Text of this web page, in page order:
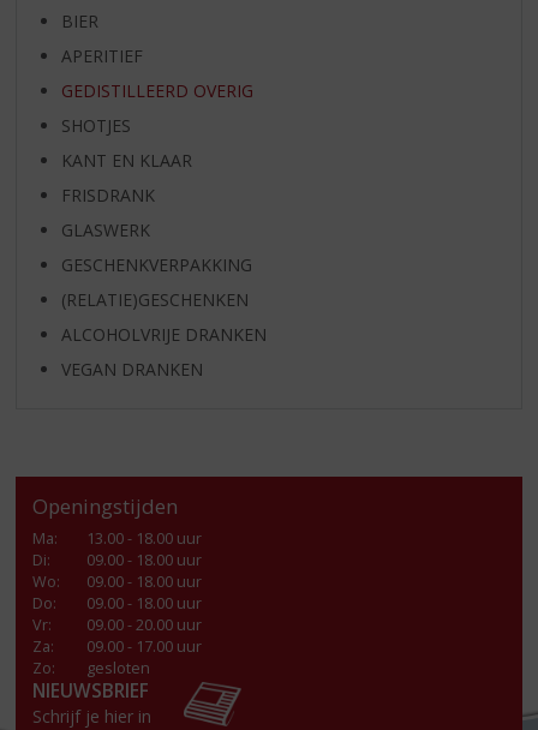
BIER
APERITIEF
GEDISTILLEERD OVERIG
SHOTJES
KANT EN KLAAR
FRISDRANK
GLASWERK
GESCHENKVERPAKKING
(RELATIE)GESCHENKEN
ALCOHOLVRIJE DRANKEN
VEGAN DRANKEN
Openingstijden
Ma:
13.00 - 18.00 uur
Di:
09.00 - 18.00 uur
Wo:
09.00 - 18.00 uur
Do:
09.00 - 18.00 uur
Vr:
09.00 - 20.00 uur
Za:
09.00 - 17.00 uur
Zo:
gesloten
NIEUWSBRIEF
Schrijf je hier in